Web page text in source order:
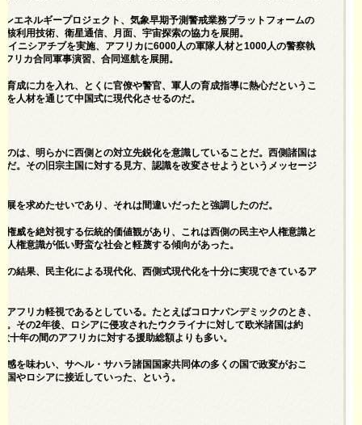
エネルギープロジェクト、気象早期予測警戒業務プラットフォームの
利用技術、衛星通信、月面、宇宙探索の協力を展開。
イニシアチブを実施、アフリカに6000人の軍隊人材と1000人の警察執
リカ合同軍事演習、合同巡航を展開。
成に力を入れ、とくに官僚や警官、軍人の育成指導に熱心だというこ
人材を通じて中国式に現代化させるのだ。
は、明らかに西側との対立先鋭化を意識していることだ。西側諸国は
。その旧宗主国に対する見方、認識を改変させようというメッセージ
を求めたせいであり、それは間違いだったと強調したのだ。
威を絶対視する伝統的価値観があり、これは西側の民主や人権意識と
権意識が低い野蛮な社会と軽蔑する傾向があった。
結果、民主化による現代化、西側式現代化を十分に実現できているア
フリカ軽視であるとしている。たとえばコロナパンデミックのとき、
その2年後、ロシアに侵攻されたウクライナに対して欧米諸国は約
十年の間のアフリカに対する援助総額よりも多い。
を味わい、サヘル・サハラ諸国国家共同体の多くの国で政変がおこ
やロシアに接近していった、という。